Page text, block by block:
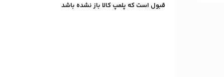
قبول است که پلمپ کالا باز نشده باشد